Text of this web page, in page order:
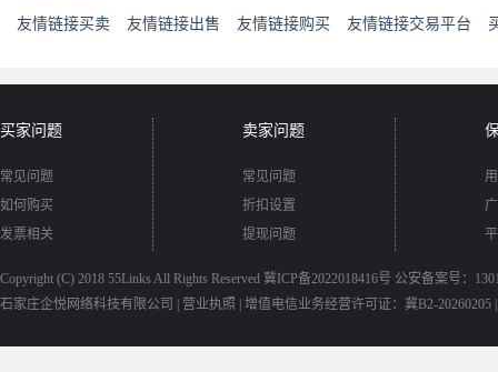
友情链接买卖 友情链接出售 友情链接购买 友情链接交易平台
买家问题
常见问题
如何购买
发票相关
卖家问题
常见问题
折扣设置
提现问题
Copyright (C) 2018 55Links All Rights Reserved 冀ICP备2022018416号 公安备案号：
石家庄企悦网络科技有限公司 | 营业执照 增值电信业务经营许可证：冀B2-20260205